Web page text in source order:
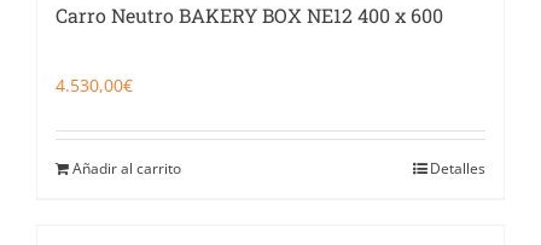
Carro Neutro BAKERY BOX NE12 400 x 600
4.530,00€
Añadir al carrito Detalles